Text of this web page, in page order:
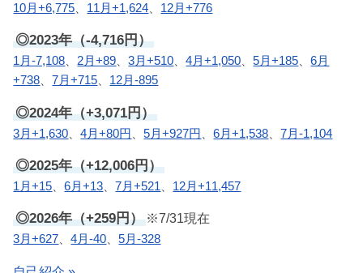
10月+6,775
11月+1,624 12月+776
◎2023年（-4,716円）
1月-7,108 2月+89 、3月+510 、4月+1,050 、5月+185 、6月
+738 、7月+715 12月-895
◎2024年（+3,071円）
3月+1,630 、4月+80円 、5月+927円 、6月+1,538 、7月-1,104
◎2025年（+12,006円）
1月+15 、6月+13 、7月+521 12月+11,457
◎2026年（+259円） ※7/31現在
3月+627、4月-40、5月-328